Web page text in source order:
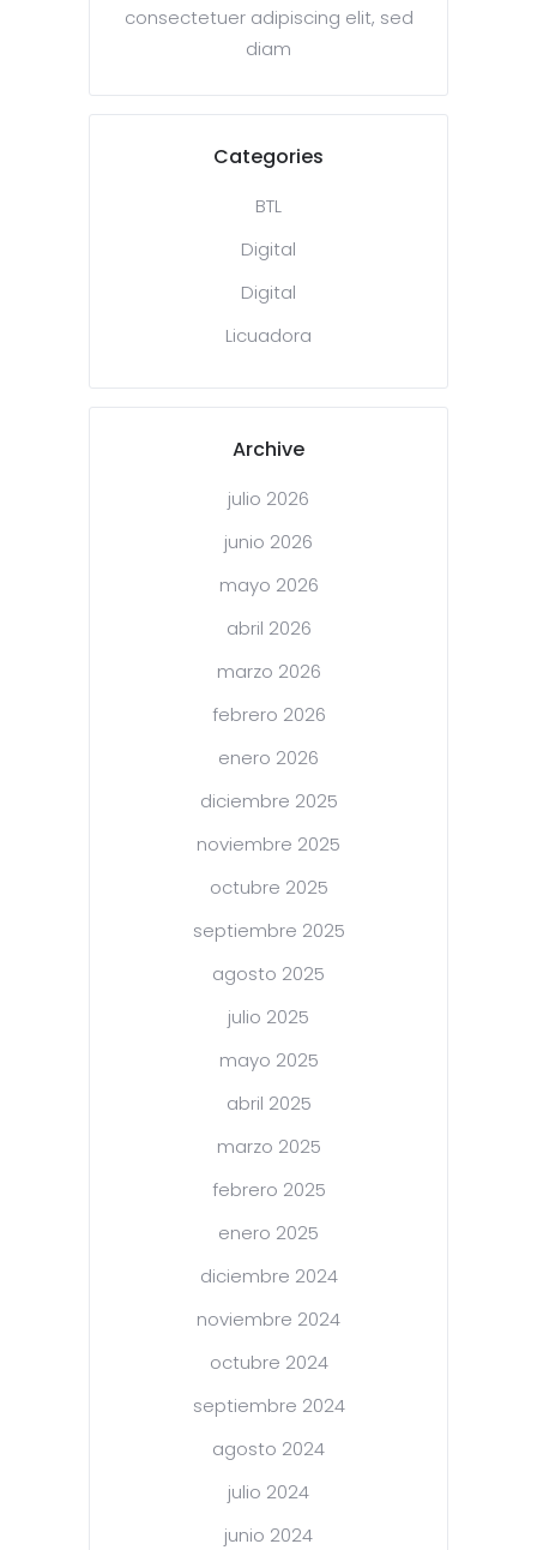
consectetuer adipiscing elit, sed
diam
Categories
BTL
Digital
Digital
Licuadora
Archive
julio 2026
junio 2026
mayo 2026
abril 2026
marzo 2026
febrero 2026
enero 2026
diciembre 2025
noviembre 2025
octubre 2025
septiembre 2025
agosto 2025
julio 2025
mayo 2025
abril 2025
marzo 2025
febrero 2025
enero 2025
diciembre 2024
noviembre 2024
octubre 2024
septiembre 2024
agosto 2024
julio 2024
junio 2024